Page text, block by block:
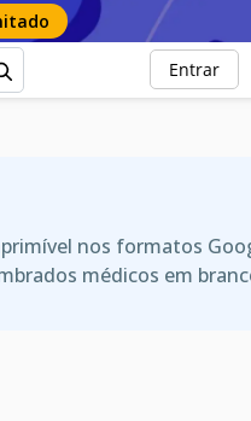
Entrar
nos formatos
médicos em